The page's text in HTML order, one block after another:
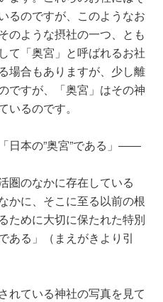
るのですが、このようなお
のような摂社の一つ、とも
て「奥宮」と呼ばれるお社
場合もありますが、少し離
ですが、「奥宮」はその神
るのです。
日本の”奥宮”である」――
圏のなかに存在している
かに、そこに至る以前の根
ために大切に保たれた特別
ある」（まえがきより引
れている神社の写真を見て